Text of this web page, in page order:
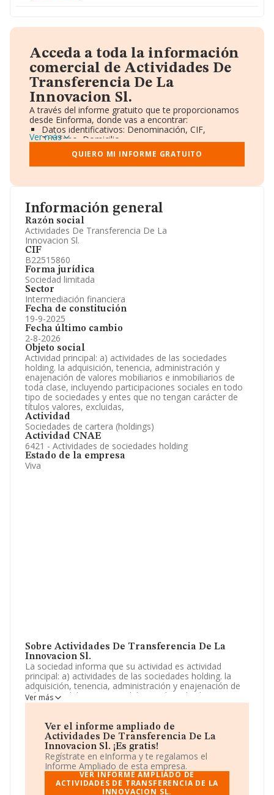
Información general
Razón social
Actividades De Transferencia De La
Innovacion Sl.
CIF
B22515860
Forma jurídica
Sociedad limitada
Sector
Intermediación financiera
Fecha de constitución
19-9-2025
Fecha último cambio
2-8-2026
Objeto social
Actividad principal: a) actividades de las sociedades
holding. la adquisición, tenencia, administración y
enajenación de valores mobiliarios e inmobiliarios de
toda clase, incluyendo participaciones sociales en todo
tipo de sociedades y entes que no tengan carácter de
títulos valores, excluidas,
Actividad
Sociedades de cartera (holdings)
Actividad CNAE
6421 - Actividades de sociedades holding
Estado de la empresa
Viva
Sobre Actividades De Transferencia De La
Innovacion Sl.
La sociedad informa que su actividad es actividad
principal: a) actividades de las sociedades holding. la
adquisición, tenencia, administración y enajenación de
valores mobiliarios e inmobiliarios de toda clase,
incluyendo participaciones sociales en todo tipo de
valores, excluidas,. La empresa está registrada como
Sociedad Limitada. Su actividad CNAE es '%cnae%' con
código 6421. La empresa no tiene actividad en
mercados exteriores.
La empresa españolaActividades de Transferencia
de La Innovacion S.L, B22515860, tiene su domicilio
Ver más
Ver el informe ampliado de
Actividades De Transferencia De La
Innovacion Sl. ¡Es gratis!
Regístrate en eInforma y te regalamos el
Informe Ampliado de esta empresa.
VER INFORME AMPLIADO DE
ACTIVIDADES DE TRANSFERENCIA DE LA
INNOVACION SL.
Acceda a toda la información
comercial de Actividades De
Transferencia De La
Innovacion Sl.
A través del informe gratuito que te proporcionamos
desde Einforma, donde vas a encontrar:
Datos identificativos: Denominación, CIF,
Teléfono, Domicilio.
Informe Mercantil Completo (BORME).
Gráficos de Evolución Ventas y Empleados.
Consejo de Administración y Administradores.
Accionistas.
Artículos de prensa publicados sobre la empresa.
Información oficial y registral complementaria.
Ver más
QUIERO MI INFORME GRATUITO